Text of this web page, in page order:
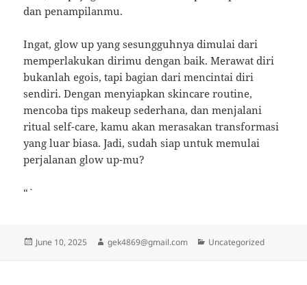
dan penampilanmu.
Ingat, glow up yang sesungguhnya dimulai dari
memperlakukan dirimu dengan baik. Merawat diri
bukanlah egois, tapi bagian dari mencintai diri
sendiri. Dengan menyiapkan skincare routine,
mencoba tips makeup sederhana, dan menjalani
ritual self-care, kamu akan merasakan transformasi
yang luar biasa. Jadi, sudah siap untuk memulai
perjalanan glow up-mu?
“`
Posted
June 10, 2025 Author
gek4869@gmail.com Categories
Uncategorized